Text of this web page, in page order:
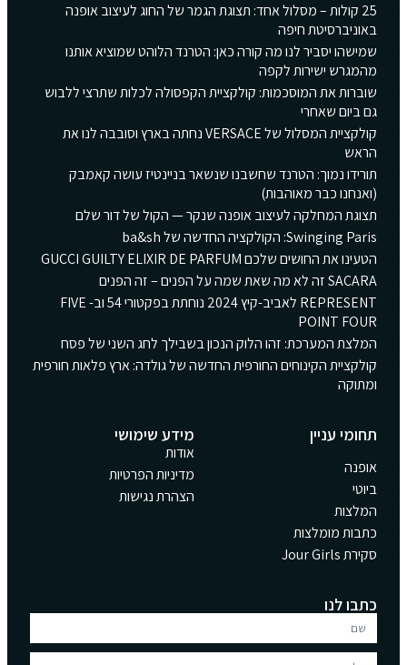
25 קולות – מסלול אחד: תצוגת הגמר של החוג לעיצוב אופנה
באוניברסיטת חיפה
שמישהו יסביר לנו מה קורה כאן: הטרנד הלוהט שמוציא אותנו
מהמגרש ישירות לקפה
שוברות את המוסכמות: קולקציית הקפסולה לכלות שתרצי ללבוש
גם ביום שאחרי
קולקציית המסלול של VERSACE נחתה בארץ וסובבה לנו את
הראש
תורידו נמוך: הטרנד שחשבנו שנשאר בניינטיז עושה קאמבק
(ואנחנו כבר מאוהבות)
תצוגת המחלקה לעיצוב אופנה שנקר — הקול של דור שלם
Swinging Paris: הקולקציה החדשה של ba&sh
הטעינו את החושים שלכם GUCCI GUILTY ELIXIR DE PARFUM
SACARA זה לא מה שאת שמה על הפנים – זה הפנים
REPRESENT לאביב-קיץ 2024 נוחתת בפקטורי 54 וב- FIVE
POINT FOUR
המלצת המערכת: זהו הלוק הנכון בשבילך לחג השני של פסח
קולקציית הקינוחים החורפית החדשה של גולדה: ארץ פלאות חורפית
ומתוקה
תחומי עניין
אופנה
ביוטי
המלצות
כתבות מומלצות
סקירת Jour Girls
מידע שימושי
אודות
מדיניות הפרטיות
הצהרת נגישות
כתבו לנו